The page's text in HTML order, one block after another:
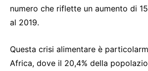
numero che riflette un aumento di
al 2019.
Questa crisi alimentare è
Africa, dove il 20,4% della